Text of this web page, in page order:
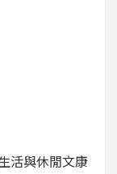
活與休閒文康